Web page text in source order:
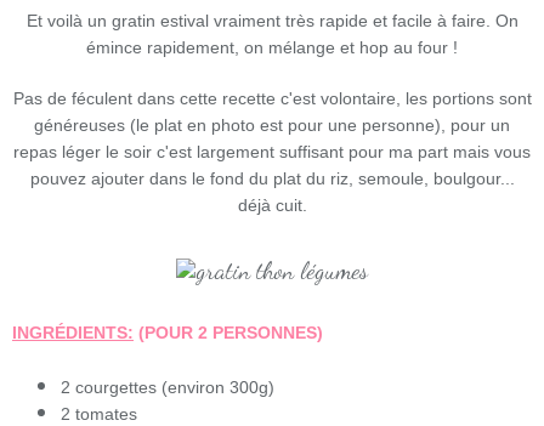
Et voilà un gratin estival vraiment très rapide et facile à faire. On
émince rapidement, on mélange et hop au four !
Pas de féculent dans cette recette c'est volontaire, les portions sont
généreuses (le plat en photo est pour une personne), pour un
repas léger le soir c'est largement suffisant pour ma part mais vous
pouvez ajouter dans le fond du plat du riz, semoule, boulgour...
déjà cuit.
INGRÉDIENTS: (POUR 2 PERSONNES)
2 courgettes (environ 300g)
2 tomates